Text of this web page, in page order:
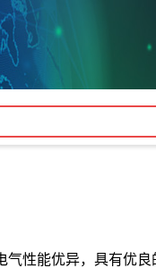
气性能优异，具有优良